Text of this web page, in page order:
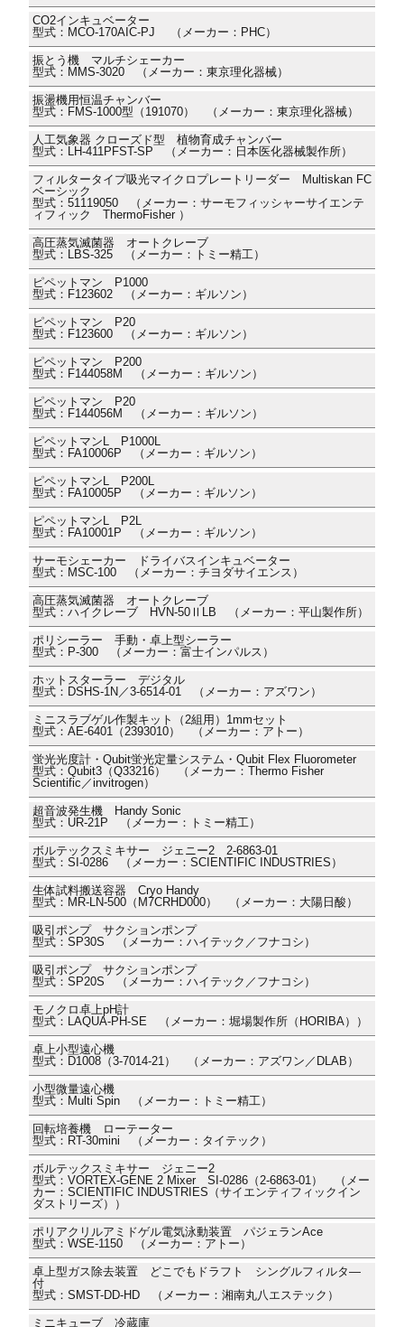
CO2インキュベーター
型式：MCO-170AIC-PJ （メーカー：PHC）
振とう機 マルチシェーカー
型式：MMS-3020 （メーカー：東京理化器械）
振盪機用恒温チャンバー
型式：FMS-1000型（191070） （メーカー：東京理化器械）
人工気象器 クローズド型 植物育成チャンバー
型式：LH-411PFST-SP （メーカー：日本医化器械製作所）
フィルタータイプ吸光マイクロプレートリーダー Multiskan FC
ベーシック
型式：51119050 （メーカー：サーモフィッシャーサイエンテ
ィフィック ThermoFisher ）
高圧蒸気滅菌器 オートクレーブ
型式：LBS-325 （メーカー：トミー精工）
ピペットマン P1000
型式：F123602 （メーカー：ギルソン）
ピペットマン P20
型式：F123600 （メーカー：ギルソン）
ピペットマン P200
型式：F144058M （メーカー：ギルソン）
ピペットマン P20
型式：F144056M （メーカー：ギルソン）
ピペットマンL P1000L
型式：FA10006P （メーカー：ギルソン）
ピペットマンL P200L
型式：FA10005P （メーカー：ギルソン）
ピペットマンL P2L
型式：FA10001P （メーカー：ギルソン）
サーモシェーカー ドライバスインキュベーター
型式：MSC-100 （メーカー：チヨダサイエンス）
高圧蒸気滅菌器 オートクレーブ
型式：ハイクレーブ HVN-50ⅡLB （メーカー：平山製作所）
ポリシーラー 手動・卓上型シーラー
型式：P-300 （メーカー：富士インパルス）
ホットスターラー デジタル
型式：DSHS-1N／3-6514-01 （メーカー：アズワン）
ミニスラブゲル作製キット（2組用）1mmセット
型式：AE-6401（2393010） （メーカー：アトー）
蛍光光度計・Qubit蛍光定量システム・Qubit Flex Fluorometer
型式：Qubit3（Q33216） （メーカー：Thermo Fisher
Scientific／invitrogen）
超音波発生機 Handy Sonic
型式：UR-21P （メーカー：トミー精工）
ボルテックスミキサー ジェニー2 2-6863-01
型式：SI-0286 （メーカー：SCIENTIFIC INDUSTRIES）
生体試料搬送容器 Cryo Handy
型式：MR-LN-500（M7CRHD000） （メーカー：大陽日酸）
吸引ポンプ サクションポンプ
型式：SP30S （メーカー：ハイテック／フナコシ）
吸引ポンプ サクションポンプ
型式：SP20S （メーカー：ハイテック／フナコシ）
モノクロ卓上pH計
型式：LAQUA-PH-SE （メーカー：堀場製作所（HORIBA））
卓上小型遠心機
型式：D1008（3-7014-21） （メーカー：アズワン／DLAB）
小型微量遠心機
型式：Multi Spin （メーカー：トミー精工）
回転培養機 ローテーター
型式：RT-30mini （メーカー：タイテック）
ボルテックスミキサー ジェニー2
型式：VORTEX-GENE 2 Mixer SI-0286（2-6863-01） （メー
カー：SCIENTIFIC INDUSTRIES（サイエンティフィックイン
ダストリーズ））
ポリアクリルアミドゲル電気泳動装置 パジェランAce
型式：WSE-1150 （メーカー：アトー）
卓上型ガス除去装置 どこでもドラフト シングルフィルタ―
付
型式：SMST-DD-HD （メーカー：湘南丸八エステック）
ミニキューブ 冷蔵庫